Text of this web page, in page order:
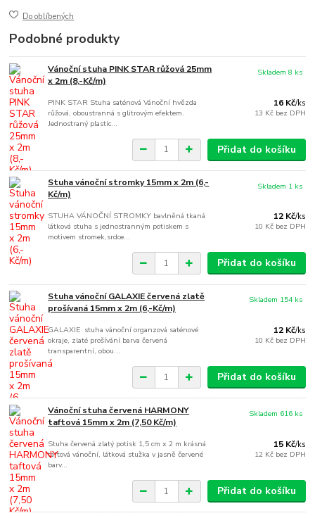
Do oblíbených
Podobné produkty
Vánoční stuha PINK STAR růžová 25mm
x 2m (8,-Kč/m)
PINK STAR Stuha saténová Vánoční hvězda
růžová, oboustranná s glitrovým efektem.
Jednostraný plastic...
16 Kč/ks
13 Kč bez DPH
Skladem 8 ks
Přidat do košíku
Stuha vánoční stromky 15mm x 2m (6,-
Kč/m)
STUHA VÁNOČNÍ STROMKY bavlněná tkaná
látková stuha s jednostranným potiskem s
motivem stromek,srdce...
12 Kč/ks
10 Kč bez DPH
Skladem 1 ks
Přidat do košíku
Stuha vánoční GALAXIE červená zlatě
prošívaná 15mm x 2m (6,-Kč/m)
GALAXIE stuha vánoční organzová saténové
okraje, zlaté prošívání barva červená
transparentní, obou...
12 Kč/ks
10 Kč bez DPH
Skladem 154 ks
Přidat do košíku
Vánoční stuha červená HARMONY
taftová 15mm x 2m (7,50 Kč/m)
Stuha červená zlatý potisk 1,5 cm x 2 m krásná
taftová vánoční, látková stužka v jasně červené
barv...
15 Kč/ks
12 Kč bez DPH
Skladem 616 ks
Přidat do košíku